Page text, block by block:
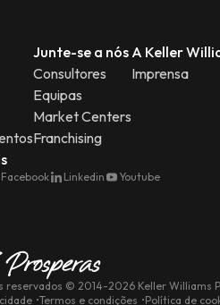
Junte-se a nós
Consultores
Equipas
Market Centers
Franchising
A Keller
Imprensa
Facebook Linkedin Youtube
reservados © 2014-2026 Keller Williams
Termos e condições Política de